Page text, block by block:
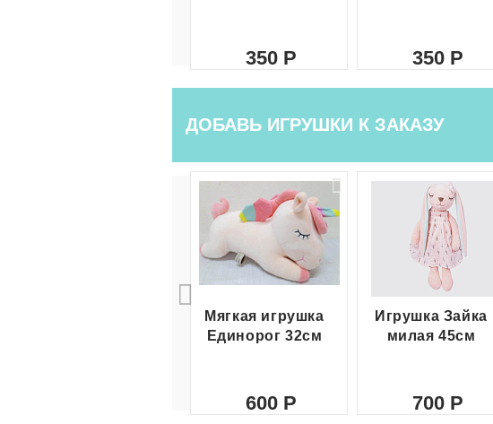
350 350
ДОБАВЬ ИГРУШКИ К ЗАКАЗУ
Мягкая игрушка
Единорог 32см
600
Игрушка Зайка
милая 45см
700